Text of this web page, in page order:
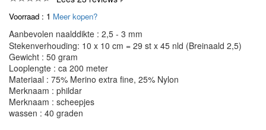
Voorraad : 1 Meer kopen?
Aanbevolen naalddikte : 2,5 - 3 mm
Stekenverhouding: 10 x 10 cm = 29 st x 45 nld (Breinaald 2,5)
Gewicht : 50 gram
Looplengte : ca 200 meter
Materiaal : 75% Merino extra fine, 25% Nylon
Merknaam : phildar
Merknaam : scheepjes
wassen : 40 graden